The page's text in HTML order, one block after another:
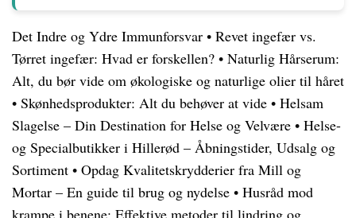
Det Indre og Ydre Immunforsvar • Revet ingefær vs.
Tørret ingefær: Hvad er forskellen? • Naturlig Hårserum:
Alt, du bør vide om økologiske og naturlige olier til håret
• Skønhedsprodukter: Alt du behøver at vide • Helsam
Slagelse – Din Destination for Helse og Velvære • Helse-
og Specialbutikker i Hillerød – Åbningstider, Udsalg og
Sortiment • Opdag Kvalitetskrydderier fra Mill og
Mortar – En guide til brug og nydelse • Husråd mod
krampe i benene: Effektive metoder til lindring og